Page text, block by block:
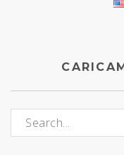
Caricamento in